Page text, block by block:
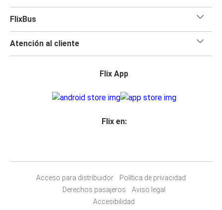
FlixBus
Atención al cliente
Flix App
Flix en:
Acceso para distribuidor
Política de privacidad
Derechos pasajeros
Aviso legal
Accesibilidad